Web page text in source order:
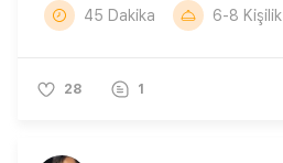
45 Dakika 6-8 Kişilik
28 1